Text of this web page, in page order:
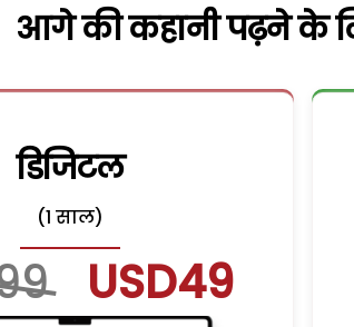
आगे की कहानी पढ़ने के
डिजिटल
(1 साल)
USD49